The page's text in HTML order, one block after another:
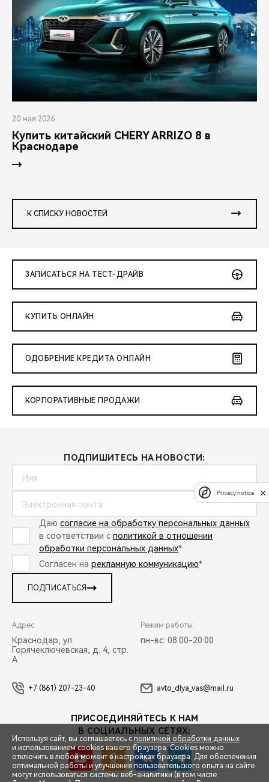
20 мая 2026
Купить китайский CHERY ARRIZO 8 в
Краснодаре
К СПИСКУ НОВОСТЕЙ
ЗАПИСАТЬСЯ НА ТЕСТ-ДРАЙВ
КУПИТЬ ОНЛАЙН
ОДОБРЕНИЕ КРЕДИТА ОНЛАЙН
КОРПОРАТИВНЫЕ ПРОДАЖИ
ПОДПИШИТЕСЬ НА НОВОСТИ:
Даю согласие на обработку персональных данных
в соответствии с политикой в отношении
обработки персональных данных*
Согласен на рекламную коммуникацию*
ПОДПИСАТЬСЯ
Адрес:
Краснодар, ул.
Горячеключевская, д. 4, стр.
А
Режим работы:
пн-вс: 08:00-20:00
+7 (861) 207-23-40 avto_dlya_vas@mail.ru
ПРИСОЕДИНЯЙТЕСЬ К НАМ
В СОЦИАЛЬНЫХ СЕТЯХ:
Используя сайт, вы соглашаетесь с политикой обработки данных
и использованием cookies вашего браузера. Cookies можно
отключить в любой момент в настройках браузера. Для обеспечения
оптимальной работы и улучшения пользовательского опыта на сайте
могут использоваться системы веб-аналитики (в том числе
Privacy notice